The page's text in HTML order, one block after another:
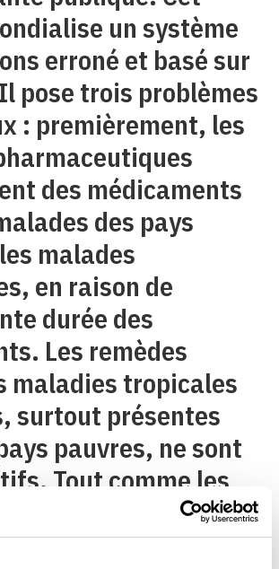
un système
erroné et basé sur
pose trois problèmes
: premièrement, les
des médicaments
des pays
malades
en raison de
durée des
Les remèdes
maladies tropicales
surtout présentes
pauvres, ne sont
Tout comme les
(qui devraient
avec la plus